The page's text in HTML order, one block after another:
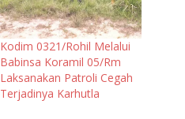
Kodim 0321/Rohil Melalui
Babinsa Koramil 05/Rm
Laksanakan Patroli Cegah
Terjadinya Karhutla